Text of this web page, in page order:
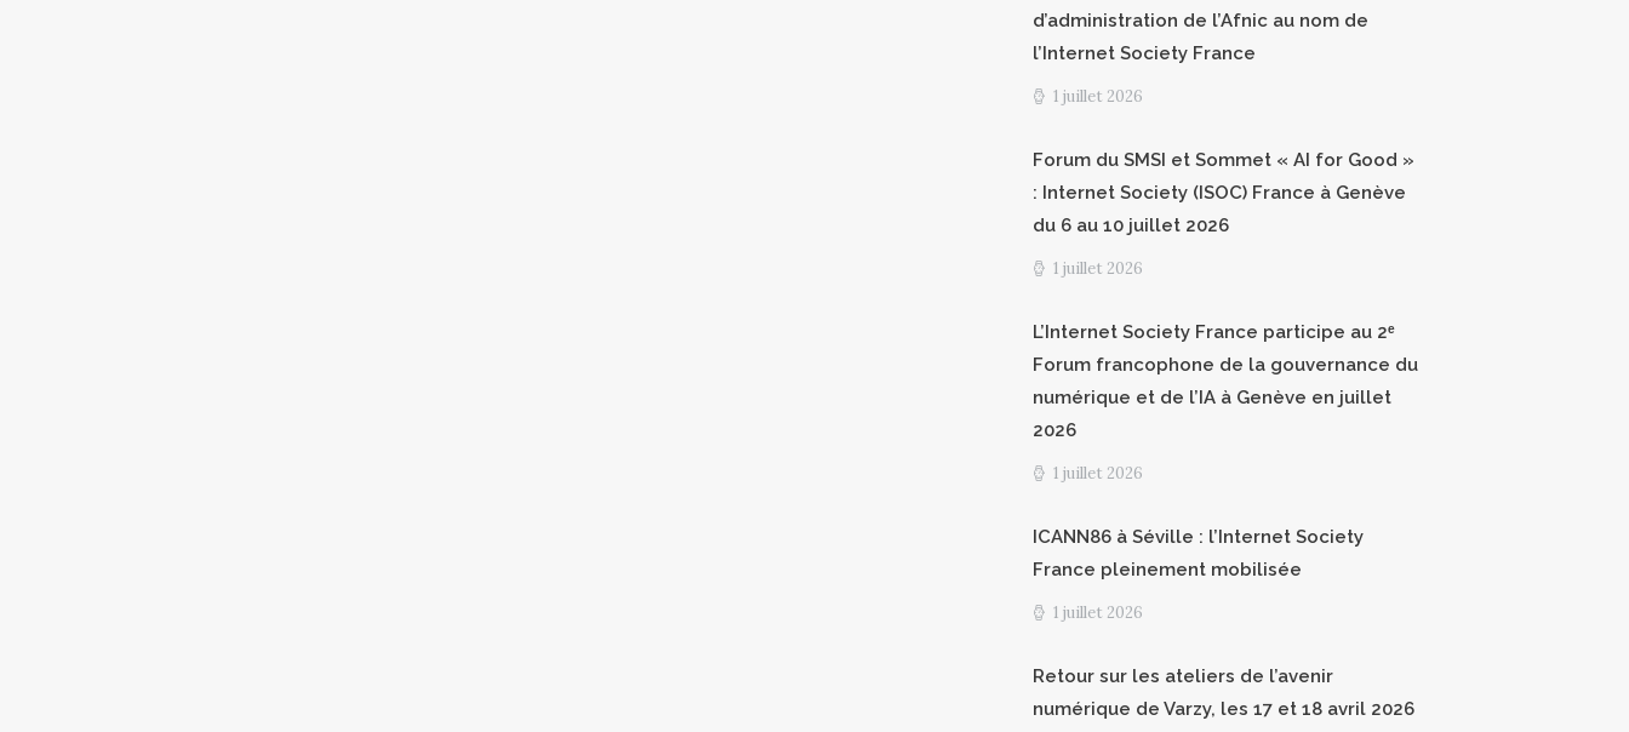
d’administration de l’Afnic au nom de
l’Internet Society France
1 juillet 2026
Forum du SMSI et Sommet « AI for Good »
: Internet Society (ISOC) France à Genève
du 6 au 10 juillet 2026
1 juillet 2026
L’Internet Society France participe au 2ᵉ
Forum francophone de la gouvernance du
numérique et de l’IA à Genève en juillet
2026
1 juillet 2026
ICANN86 à Séville : l’Internet Society
France pleinement mobilisée
1 juillet 2026
Retour sur les ateliers de l’avenir
numérique de Varzy, les 17 et 18 avril 2026